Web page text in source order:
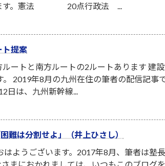
ます。憲法 20点行政法 ...
ト提案
ートと南方ルートの2ルートあります 建
2019年8月の九州在住の筆者の配信記事
日は、九州新幹線...
難は分割せよ」（井上ひさし）
はようございます。2017年8月、筆者は塾